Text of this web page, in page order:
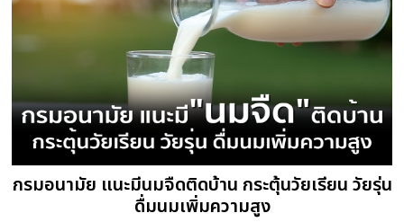
กรมอนามัย แนะมีนมจืดติดบ้าน กระตุ้นวัยเรียน วัยรุ่น
ดื่มนมเพิ่มความสูง